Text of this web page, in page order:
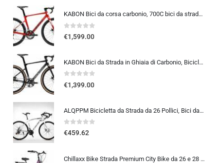
KABON Bici da corsa carbonio, 700C bici da strada T800 Completamente carbonio con Shimano 105 R7000 22 velocità 8.1 KG Leg…
0out of 5
€1,599.00
KABON Bici da Strada in Ghiaia di Carbonio, Bicicletta con Telaio in Fibra di Carbonio T800 con Bicicletta da Corsa con Fr…
0out of 5
€1,399.00
ALQPPM Bicicletta da Strada da 26 Pollici, Bici da 24 Velocità, Freno a Doppio Disco, Telaio in Acciaio ad Alto Tenore Di …
0out of 5
€459.62
Chillaxx Bike Strada Premium City Bike da 26 e 28 pollici, bicicletta per ragazze, ragazzi, uomini e donne, cambio a 21 ma…